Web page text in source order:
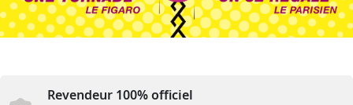
Revendeur 100% officiel